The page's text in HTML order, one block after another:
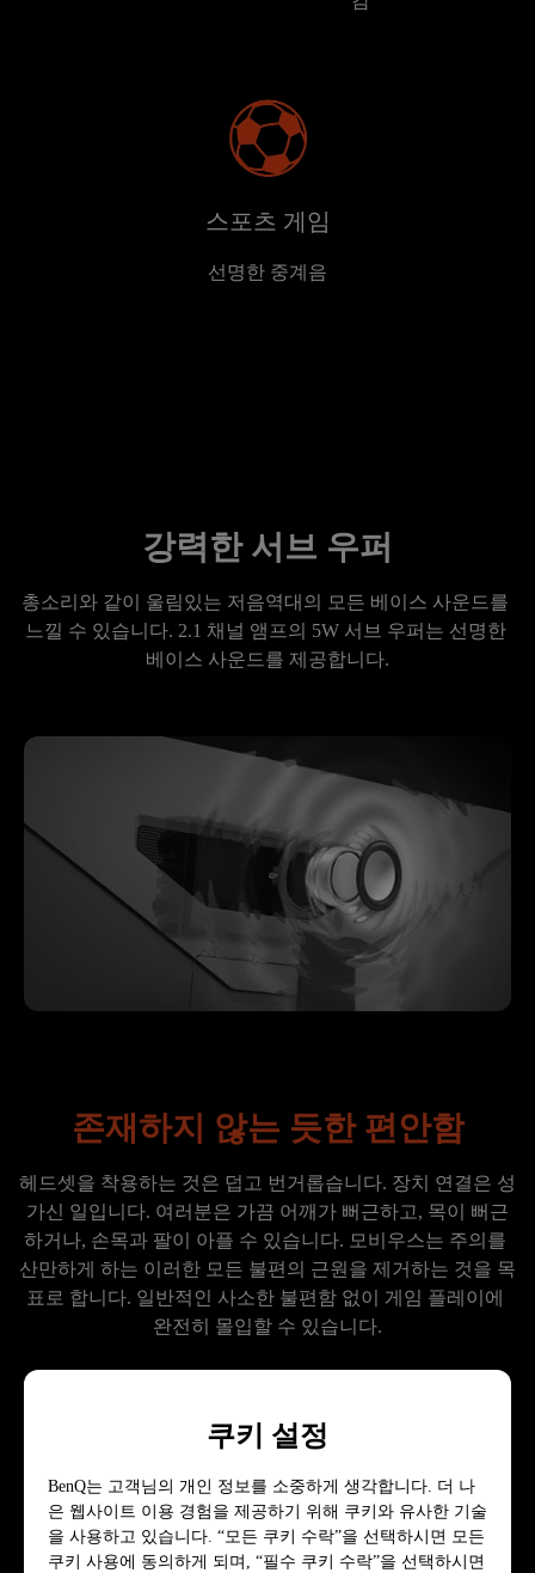
쿠키 설정
BenQ는 고객님의 개인 정보를 소중하게 생각합니다. 더 나
은 웹사이트 이용 경험을 제공하기 위해 쿠키와 유사한 기술
을 사용하고 있습니다. “모든 쿠키 수락”을 선택하시면 모든
쿠키 사용에 동의하게 되며, “필수 쿠키 수락”을 선택하시면
스포츠 게임
선명한 중계음
강력한 서브 우퍼
총소리와 같이 울림있는 저음역대의 모든 베이스 사운드를
느낄 수 있습니다. 2.1 채널 앰프의 5W 서브 우퍼는 선명한
베이스 사운드를 제공합니다.
존재하지 않는 듯한 편안함
헤드셋을 착용하는 것은 덥고 번거롭습니다. 장치 연결은 성
가신 일입니다. 여러분은 가끔 어깨가 뻐근하고, 목이 뻐근
하거나, 손목과 팔이 아플 수 있습니다. 모비우스는 주의를
산만하게 하는 이러한 모든 불편의 근원을 제거하는 것을 목
표로 합니다. 일반적인 사소한 불편함 없이 게임 플레이에
완전히 몰입할 수 있습니다.
더 알아보기